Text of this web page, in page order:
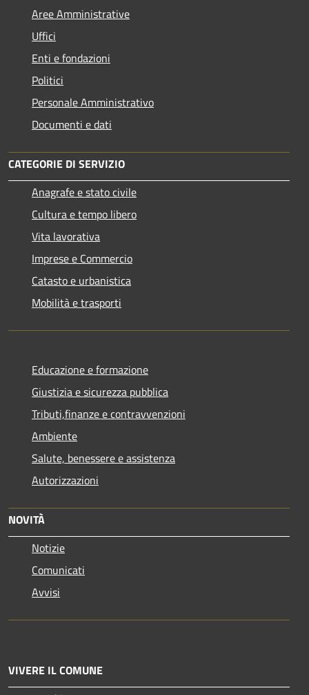
Aree Amministrative
Uffici
Enti e fondazioni
Politici
Personale Amministrativo
Documenti e dati
CATEGORIE DI SERVIZIO
Anagrafe e stato civile
Cultura e tempo libero
Vita lavorativa
Imprese e Commercio
Catasto e urbanistica
Mobilità e trasporti
Educazione e formazione
Giustizia e sicurezza pubblica
Tributi,finanze e contravvenzioni
Ambiente
Salute, benessere e assistenza
Autorizzazioni
NOVITÀ
Notizie
Comunicati
Avvisi
VIVERE IL COMUNE